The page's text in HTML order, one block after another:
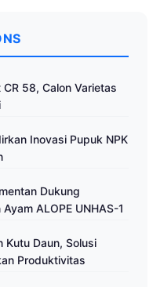
58, Calon Varietas
Inovasi Pupuk NPK
Dukung
ALOPE UNHAS-1
Kutu Daun, Solusi
Produktivitas